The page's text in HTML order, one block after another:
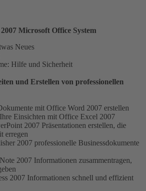
Microsoft Office System
Neues
Hilfe und Sicherheit
und Erstellen von professionellen
mit Office Word 2007 erstellen
Einsichten mit Office Excel 2007
2007 Präsentationen erstellen, die
erregen
2007 professionelle Businessdokumente
2007 Informationen zusammentragen,
2007 Informationen schnell und effizient